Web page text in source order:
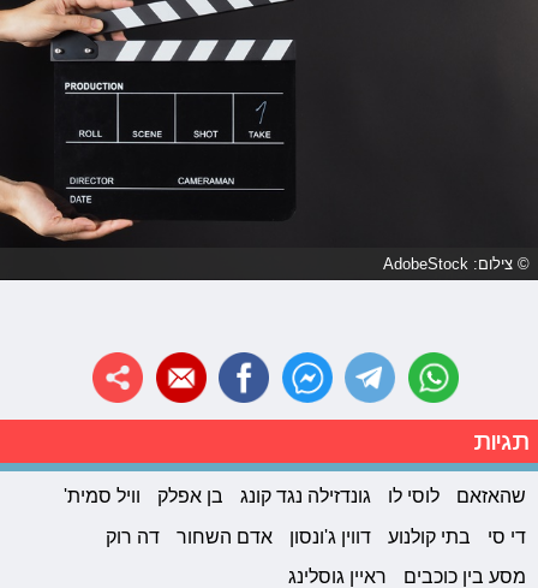
© צילום: AdobeStock
תגיות
שהאזאם לוסי לו גונדזילה נגד קונג בן אפלק
וויל סמית'
די סי
בתי קולנוע דווין ג'ונסון אדם השחור
דה רוק
מסע בין כוכבים
ראיין גוסלינג